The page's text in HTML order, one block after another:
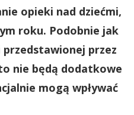
opieki nad dziećmi,
roku. Podobnie jak
przez
nie będą dodatkowe
mogą wpływać